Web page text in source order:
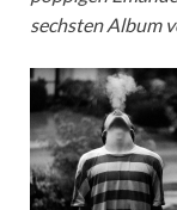
sechsten Album